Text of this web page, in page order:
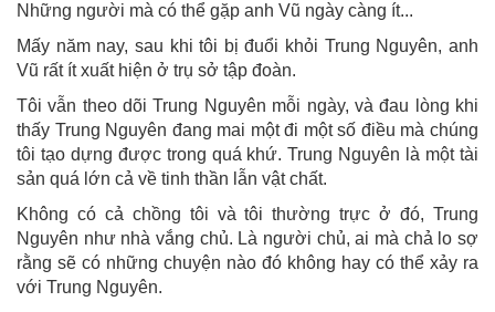
Những người mà có thể gặp anh Vũ ngày càng ít...
Mấy năm nay, sau khi tôi bị đuổi khỏi Trung Nguyên, anh
Vũ rất ít xuất hiện ở trụ sở tập đoàn.
Tôi vẫn theo dõi Trung Nguyên mỗi ngày, và đau lòng khi
thấy Trung Nguyên đang mai một đi một số điều mà chúng
tôi tạo dựng được trong quá khứ. Trung Nguyên là một tài
sản quá lớn cả về tinh thần lẫn vật chất.
Không có cả chồng tôi và tôi thường trực ở đó, Trung
Nguyên như nhà vắng chủ. Là người chủ, ai mà chả lo sợ
rằng sẽ có những chuyện nào đó không hay có thể xảy ra
với Trung Nguyên.